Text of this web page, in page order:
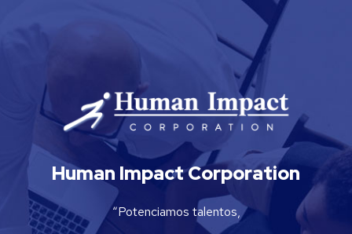
Human Impact Corporation
“Potenciamos talentos,